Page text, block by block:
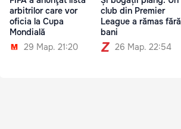
arbitrilor care vor
oficia la Cupa
Mondială
29 Мар. 21:20
club din Premier
League a rămas fără
bani
26 Мар. 22:54